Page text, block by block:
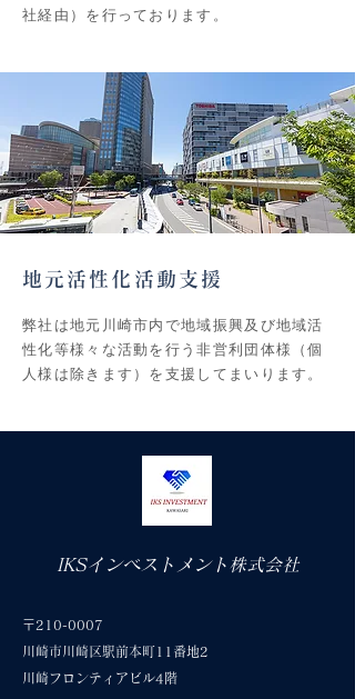
社経由）を行っております。
地元活性化活動支援
弊社は地元川崎市内で地域振興及び地域活
性化等様々な活動を行う非営利団体様（個
人様は除きます）を支援してまいります。
IKSインベストメント株式会社
〒210-0007
川崎市川崎区駅前本町11番地2
川崎フロンティアビル4階